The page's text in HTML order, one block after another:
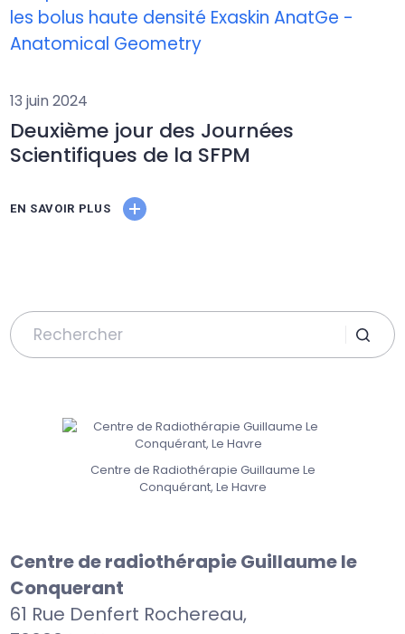
13 juin 2024
Deuxième jour des Journées
Scientifiques de la SFPM
EN SAVOIR PLUS
Search
for:
Centre de Radiothérapie Guillaume Le
Conquérant, Le Havre
Centre de radiothérapie Guillaume le
Conquerant
61 Rue Denfert Rochereau,